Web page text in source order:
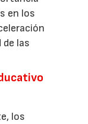
en los
las
los